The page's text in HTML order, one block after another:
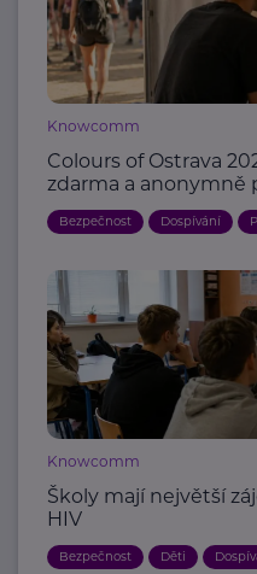
Knowcomm
Colours of Ostrava
zdarma a anonymně
Bezpečnost Dospívání
Knowcomm
Školy mají největší
HIV
Bezpečnost Děti